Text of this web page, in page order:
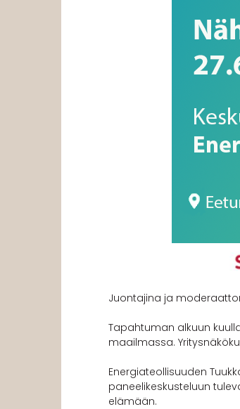
Juontajina ja
Tapahtuman alkuun
maailmassa.
Energiateollisuuden
paneelikeskusteluun
elämään.